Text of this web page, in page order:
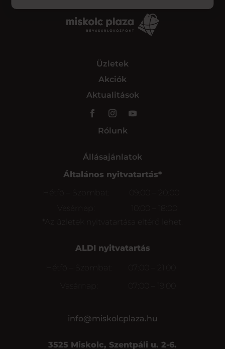
Üzletek
Akciók
Aktualitások
Rólunk
Állásajánlatok
Általános nyitvatartás*
Hétfő – Szombat:
09:00 – 20:00
Vasárnap:
*Az üzletek nyitvatartása eltérő lehet.
ALDI nyitvatartás
Hétfő – Szombat:
07:00 – 21:00
Vasárnap:
info@miskolcplaza.hu
3525 Miskolc, Szentpáli u. 2-6.